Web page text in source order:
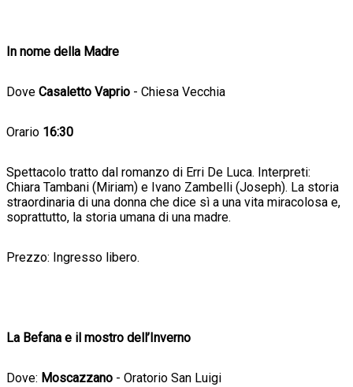
In nome della Madre
Dove Casaletto Vaprio - Chiesa Vecchia
Orario 16:30
Spettacolo tratto dal romanzo di Erri De Luca. Interpreti:
Chiara Tambani (Miriam) e Ivano Zambelli (Joseph). La storia
straordinaria di una donna che dice sì a una vita miracolosa e,
soprattutto, la storia umana di una madre.
Prezzo: Ingresso libero.
La Befana e il mostro dell’Inverno
Dove: Moscazzano - Oratorio San Luigi